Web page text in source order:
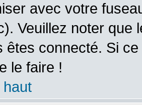
avec votre
Veuillez noter que
êtes connecté. Si
le faire !
haut